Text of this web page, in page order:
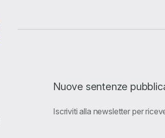
Nuove sentenze
Iscriviti alla newsletter per